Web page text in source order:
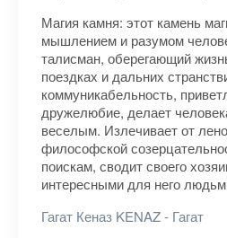
Магия камня: этот камень
мышлением и разумом
талисман, оберегающий
поездках и дальних
коммуникабельность,
дружелюбие, делает
веселым. Излечивает от
философской
поискам, сводит своего
интересными для него
Гагат Кеназ KENAZ - Гагат